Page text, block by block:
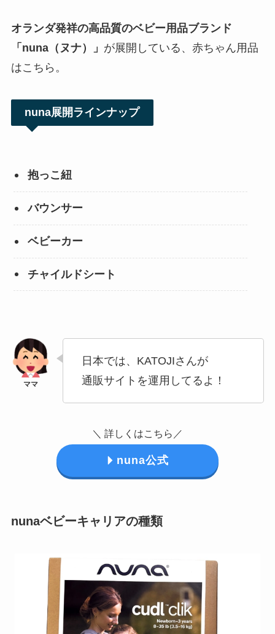
オランダ発祥の高品質のベビー用品ブランド
「nuna（ヌナ）」 が展開している、赤ちゃん用品
はこちら。
nuna展開ラインナップ
抱っこ紐
バウンサー
ベビーカー
チャイルドシート
日本では、KATOJIさんが
通販サイトを運用してるよ！
＼ 詳しくはこちら／
nuna公式
nunaベビーキャリアの種類